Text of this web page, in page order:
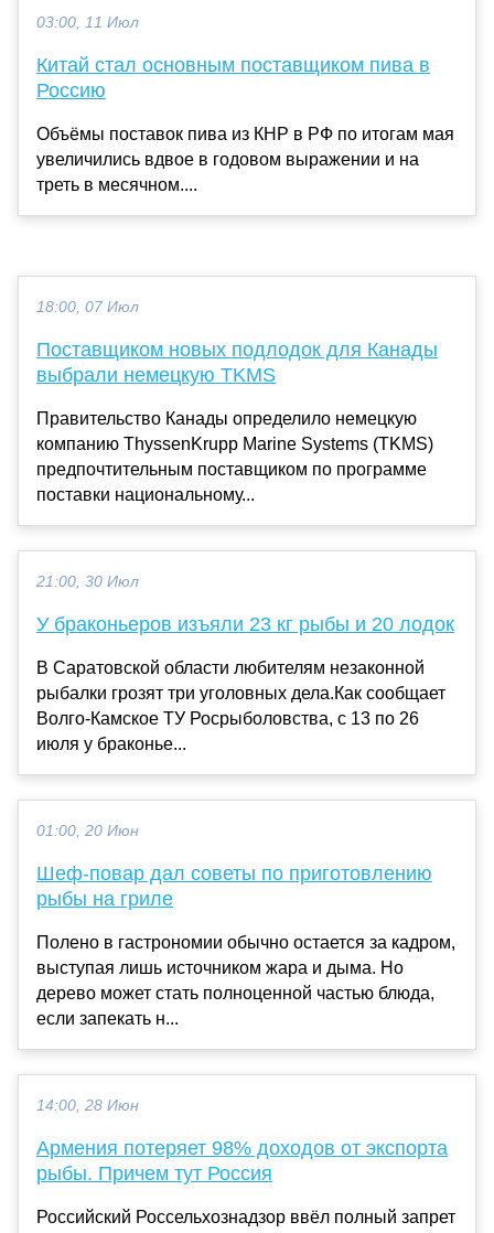
03:00, 11 Июл
Китай стал основным поставщиком пива в
Россию
Объёмы поставок пива из КНР в РФ по итогам мая
увеличились вдвое в годовом выражении и на
треть в месячном....
18:00, 07 Июл
Поставщиком новых подлодок для Канады
выбрали немецкую TKMS
Правительство Канады определило немецкую
компанию ThyssenKrupp Marine Systems (TKMS)
предпочтительным поставщиком по программе
поставки национальному...
21:00, 30 Июл
У браконьеров изъяли 23 кг рыбы и 20 лодок
В Саратовской области любителям незаконной
рыбалки грозят три уголовных дела.Как сообщает
Волго-Камское ТУ Росрыболовства, с 13 по 26
июля у браконье...
01:00, 20 Июн
Шеф-повар дал советы по приготовлению
рыбы на гриле
Полено в гастрономии обычно остается за кадром,
выступая лишь источником жара и дыма. Но
дерево может стать полноценной частью блюда,
если запекать н...
14:00, 28 Июн
Армения потеряет 98% доходов от экспорта
рыбы. Причем тут Россия
Российский Россельхознадзор ввёл полный запрет